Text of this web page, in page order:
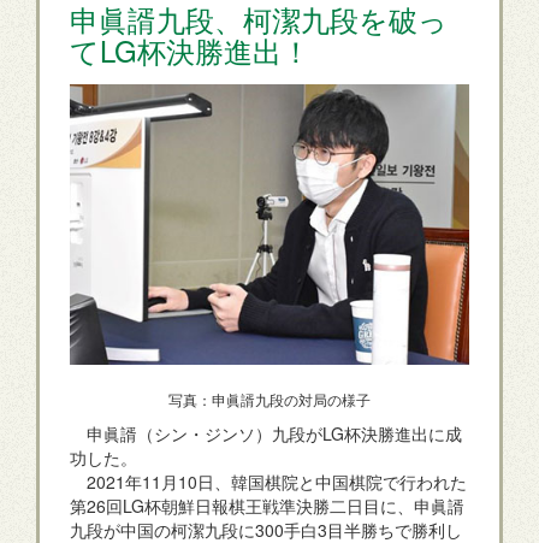
申眞諝九段、柯潔九段を破っ
てLG杯決勝進出！
写真：申眞諝九段の対局の様子
申眞諝（シン・ジンソ）九段がLG杯決勝進出に成
功した。
2021年11月10日、韓国棋院と中国棋院で行われた
第26回LG杯朝鮮日報棋王戦準決勝二日目に、申眞諝
九段が中国の柯潔九段に300手白3目半勝ちで勝利し